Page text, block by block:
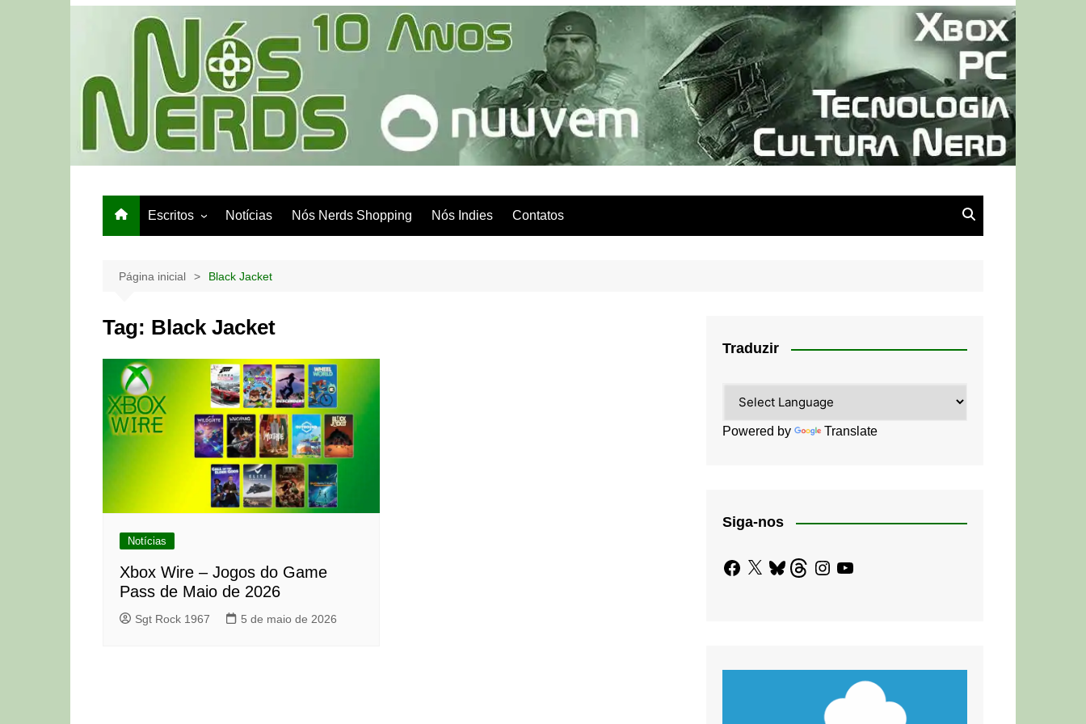
Escritos
Papo de Bar
Notícias Nós Nerds Shopping Nós Indies Contatos
Página inicial Black Jacket
Tag: Black Jacket
Notícias
Xbox Wire – Jogos do Game
Pass de Maio de 2026
Sgt Rock 1967 5 de maio de 2026
Traduzir
Powered by Translate
Siga-nos
Facebook
X BlueskyThreadsInstagram
YouTube